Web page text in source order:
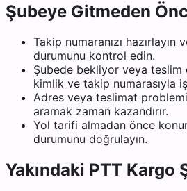
Şubeye Gitmeden
Takip numaranızı
durumunu kontrol edin.
Şubede bekliyor veya teslim
kimlik ve takip numarasıyla
Adres veya teslimat
aramak zaman kazandırır.
Yol tarifi almadan önce
durumunu doğrulayın.
Yakındaki PTT Kargo